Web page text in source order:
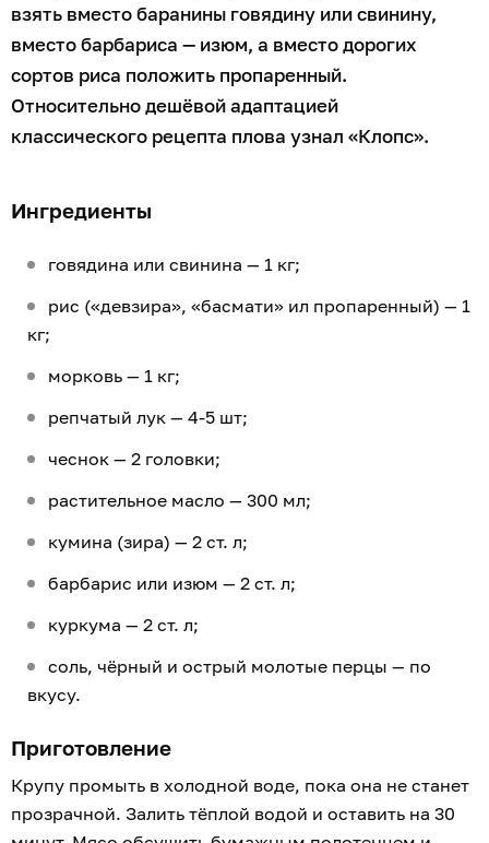
взять вместо баранины говядину или свинину,
вместо барбариса — изюм, а вместо дорогих
сортов риса положить пропаренный.
Относительно дешёвой адаптацией
классического рецепта плова узнал «Клопс».
Ингредиенты
говядина или свинина — 1 кг;
рис («девзира», «басмати» ил пропаренный) — 1
кг;
морковь — 1 кг;
репчатый лук — 4-5 шт;
чеснок — 2 головки;
растительное масло — 300 мл;
кумина (зира) — 2 ст. л;
барбарис или изюм — 2 ст. л;
куркума — 2 ст. л;
соль, чёрный и острый молотые перцы — по
вкусу.
Приготовление
Крупу промыть в холодной воде, пока она не станет
прозрачной. Залить тёплой водой и оставить на 30